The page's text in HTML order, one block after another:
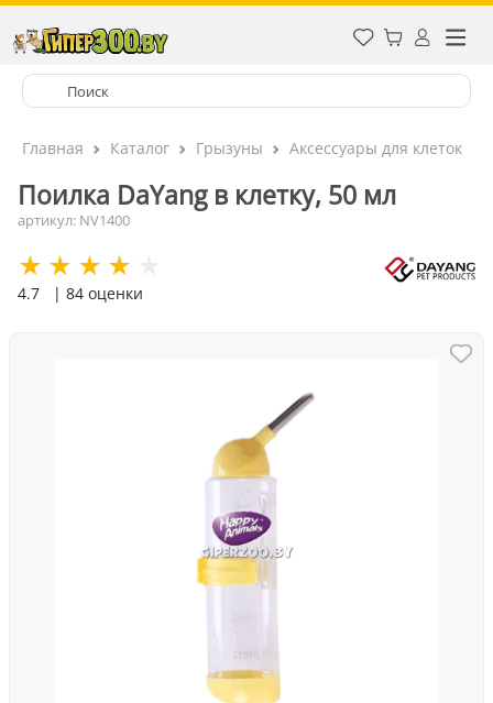
Главная Каталог Грызуны Аксессуары для клеток
Поилка DaYang в клетку, 50 мл
артикул: NV1400
4.7 | 84 оценки